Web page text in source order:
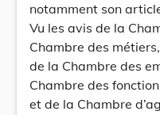
notamment son
Vu les avis de la
Chambre des
de la Chambre des
Chambre des
et de la Chambre